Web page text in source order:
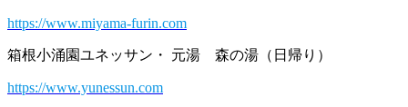
https://www.miyama-furin.com
箱根小涌園ユネッサン・ 元湯 森の湯（日帰り）
https://www.yunessun.com